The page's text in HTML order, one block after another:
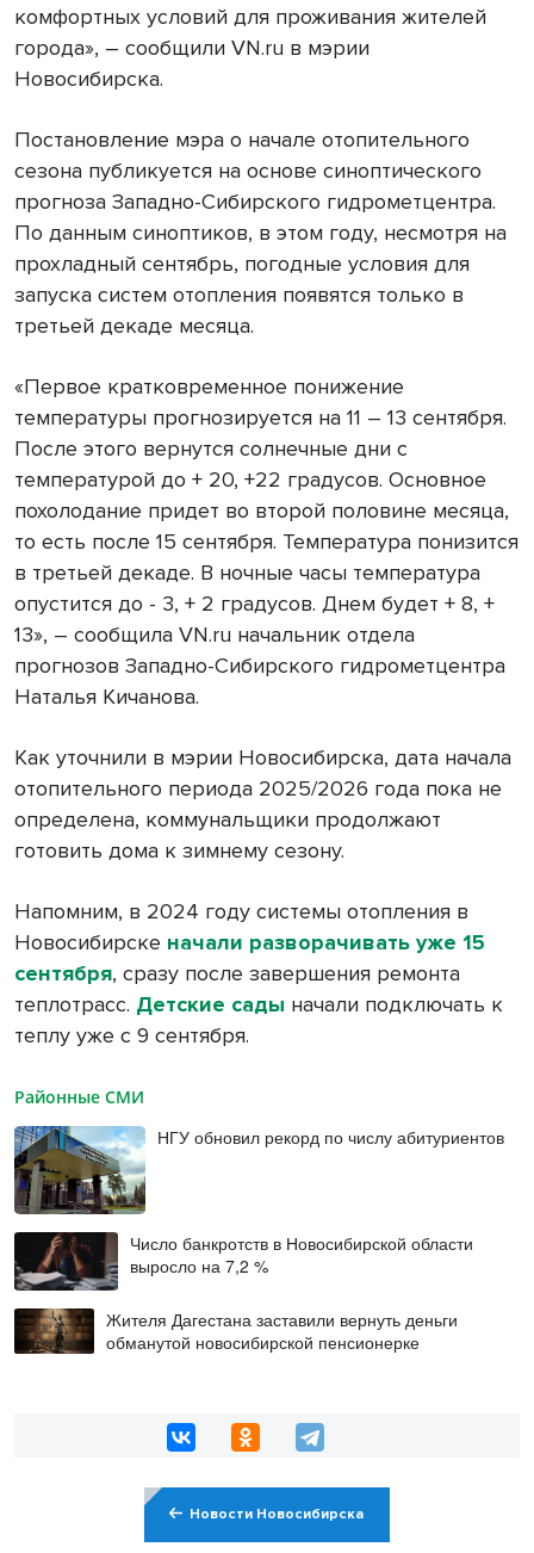
комфортных условий для проживания жителей
города», – сообщили VN.ru в мэрии
Новосибирска.
Постановление мэра о начале отопительного
сезона публикуется на основе синоптического
прогноза Западно-Сибирского гидрометцентра.
По данным синоптиков, в этом году, несмотря на
прохладный сентябрь, погодные условия для
запуска систем отопления появятся только в
третьей декаде месяца.
«Первое кратковременное понижение
температуры прогнозируется на 11 – 13 сентября.
После этого вернутся солнечные дни с
температурой до + 20, +22 градусов. Основное
похолодание придет во второй половине месяца,
то есть после 15 сентября. Температура понизится
в третьей декаде. В ночные часы температура
опустится до - 3, + 2 градусов. Днем будет + 8, +
13», – сообщила VN.ru начальник отдела
прогнозов Западно-Сибирского гидрометцентра
Наталья Кичанова.
Как уточнили в мэрии Новосибирска, дата начала
отопительного периода 2025/2026 года пока не
определена, коммунальщики продолжают
готовить дома к зимнему сезону.
Напомним, в 2024 году системы отопления в
Новосибирске начали разворачивать уже 15
сентября, сразу после завершения ремонта
теплотрасс. Детские сады начали подключать к
теплу уже с 9 сентября.
Районные СМИ
НГУ обновил рекорд по числу абитуриентов
Число банкротств в Новосибирской области
выросло на 7,2 %
Жителя Дагестана заставили вернуть деньги
обманутой новосибирской пенсионерке
Новости Новосибирска